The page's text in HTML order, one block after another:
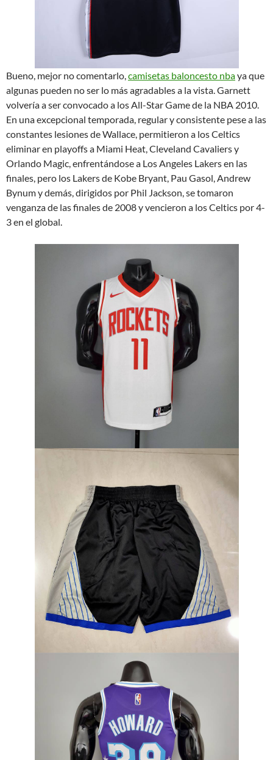
Bueno, mejor no comentarlo,camisetas baloncesto nbaya que
algunas pueden no ser lo más agradables a la vista. Garnett
volvería a ser convocado a los All-Star Game de la NBA 2010.
En una excepcional temporada, regular y consistente pese a las
constantes lesiones de Wallace, permitieron a los Celtics
eliminar en playoffs a Miami Heat, Cleveland Cavaliers y
Orlando Magic, enfrentándose a Los Angeles Lakers en las
finales, pero los Lakers de Kobe Bryant, Pau Gasol, Andrew
Bynum y demás, dirigidos por Phil Jackson, se tomaron
venganza de las finales de 2008 y vencieron a los Celtics por 4-
3 en el global.